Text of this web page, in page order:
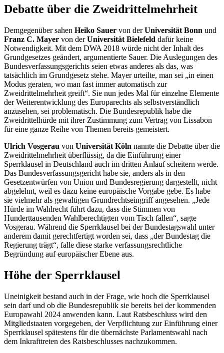
Debatte über die Zweidrittelmehrheit
Demgegenüber sahen Heiko Sauer von derUniversität Bonn und
Franz C. Mayer von derUniversität Bielefeld dafür keine
Notwendigkeit. Mit dem DWA 2018 würde nicht der Inhalt des
Grundgesetzes geändert, argumentierte Sauer. Die Auslegungen des
Bundesverfassungsgerichts seien etwas anderes als das, was
tatsächlich im Grundgesetz stehe. Mayer urteilte, man sei „in einen
Modus geraten, wo man fast immer automatisch zur
Zweidrittelmehrheit greift“. Sie nun jedes Mal für einzelne Elemente
der Weiterentwicklung des Europarechts als selbstverständlich
anzusehen, sei problematisch. Die Bundesrepublik habe die
Zweidrittelhürde mit ihrer Zustimmung zum Vertrag von Lissabon
für eine ganze Reihe von Themen bereits gemeistert.
Ulrich Vosgerau von Universität Köln nannte die Debatte über die
Zweidrittelmehrheit überflüssig, da die Einführung einer
Sperrklausel in Deutschland auch im dritten Anlauf scheitern werde.
Das Bundesverfassungsgericht habe sie, anders als in den
Gesetzentwürfen von Union und Bundesregierung dargestellt, nicht
abgelehnt, weil es dazu keine europäische Vorgabe gebe. Es habe
sie vielmehr als gewaltigen Grundrechtseingriff angesehen. „Jede
Hürde im Wahlrecht führt dazu, dass die Stimmen von
Hunderttausenden Wahlberechtigten vom Tisch fallen“, sagte
Vosgerau. Während die Sperrklausel bei der Bundestagswahl unter
anderem damit gerechtfertigt worden sei, dass „der Bundestag die
Regierung trägt“, falle diese starke verfassungsrechtliche
Begründung auf europäischer Ebene aus.
Höhe der Sperrklausel
Uneinigkeit bestand auch in der Frage, wie hoch die Sperrklausel
sein darf und ob die Bundesrepublik sie bereits bei der kommenden
Europawahl 2024 anwenden kann. Laut Ratsbeschluss wird den
Mitgliedstaaten vorgegeben, der Verpflichtung zur Einführung einer
Sperrklausel spätestens für die übernächste Parlamentswahl nach
dem Inkrafttreten des Ratsbeschlusses nachzukommen.